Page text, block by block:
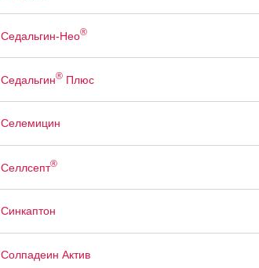
Седальгин-Нео®
Седальгин®Плюс
Селемицин
Селлсепт®
Синкаптон
Солпадеин Актив